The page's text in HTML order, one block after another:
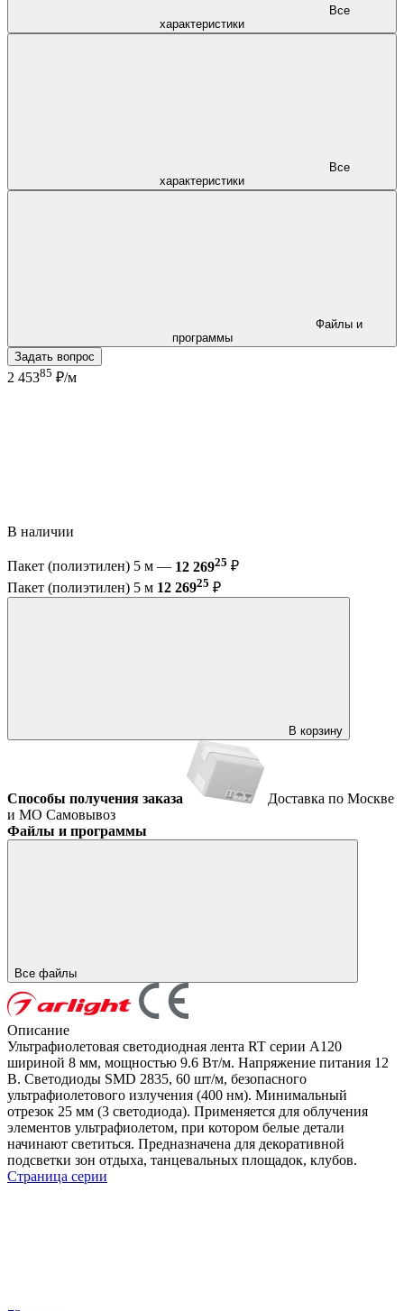
характеристики
характеристики
программы
Задать вопрос
2 45385 ₽/м
В наличии
Пакет (полиэтилен) 5 м — 12 26925 ₽
Пакет (полиэтилен) 5 м 12 26925 ₽
В корзину
Способы получения заказа
Доставка по Москве
и МО Самовывоз
Файлы и программы
Все файлы
Описание
Ультрафиолетовая светодиодная лента RT серии A120
шириной 8 мм, мощностью 9.6 Вт/м. Напряжение питания 12
В. Светодиоды SMD 2835, 60 шт/м, безопасного
ультрафиолетового излучения (400 нм). Минимальный
отрезок 25 мм (3 светодиода). Применяется для облучения
элементов ультрафиолетом, при котором белые детали
начинают светиться. Предназначена для декоративной
подсветки зон отдыха, танцевальных площадок, клубов.
Страница серии